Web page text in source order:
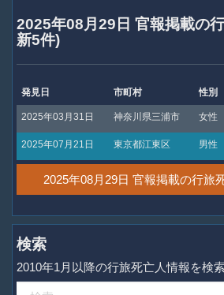
2025年08月29日 官報掲載の
新5件)
発見日 市町村 性別
2025年03月31日 神奈川県三浦市 女性
2025年07月21日 東京都江東区 男性
2025年08月29日 官報掲載の行旅
検索
2010年1月以降の行旅死亡人情報を検